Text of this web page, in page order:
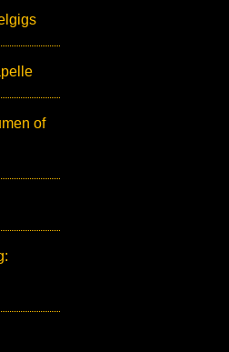
of